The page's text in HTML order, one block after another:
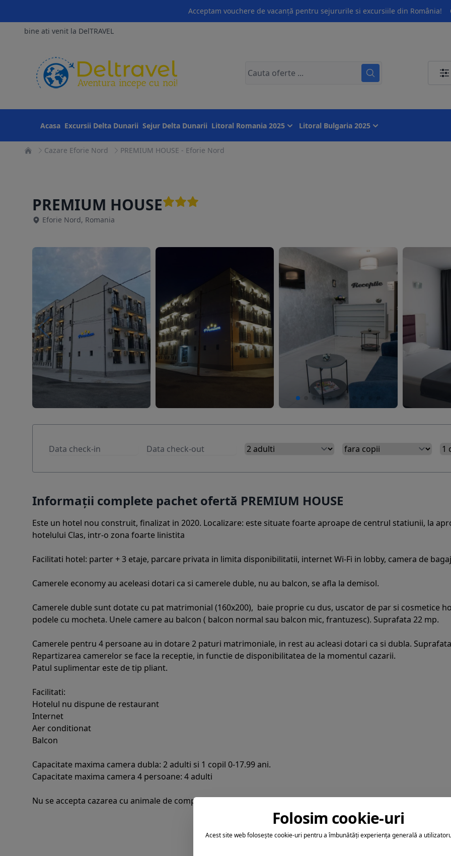
Acceptam vouchere de vacanță pentru sejururile si excursiile din România!
bine ati venit la DelTRAVEL
Acasa Excursii Delta Dunarii Sejur Delta Dunarii Litoral Romania 2025 Litoral Bulgaria 2025
Cazare Eforie Nord PREMIUM HOUSE - Eforie Nord
PREMIUM HOUSE
Eforie Nord, Romania
Informații complete pachet ofertă PREMIUM HOUSE
Este un hotel nou construit, finalizat in 2020. Localizare: este situate foarte aproape de centrul statiunii, la
hotelului Clas, intr-o zona foarte linistita
Facilitati hotel: parter + 3 etaje, parcare privata in limita disponibilitatii, internet Wi-Fi in lobby, camera de
Camerele economy au aceleasi dotari ca si camerele duble, nu au balcon, se afla la demisol.
Camerele duble sunt dotate cu pat matrimonial (160x200), baie proprie cu dus, uscator de par si cosmetice
podele cu mocheta. Unele camere au balcon ( balcon normal sau balcon mic, frantuzesc). Suprafata 22 mp.
Camerele pentru 4 persoane au in dotare 2 paturi matrimoniale, in rest au acleasi dotari ca si dubla.
Repartizarea camerelor se face la receptie, in functie de disponibilitatea de la momentul cazarii.
Patul suplimentar este de tip pliant.
Facilitati:
Hotelul nu dispune de restaurant
Internet
Aer conditionat
Balcon
Capacitate maxima camera dubla: 2 adulti si 1 copil 0-17.99 ani.
Capacitate maxima camera 4 persoane: 4 adulti
Nu se accepta cazarea cu animale de companie.
Folosim cookie-uri
Acest site web folosește cookie-uri pentru a îmbunătăți experiența generală a